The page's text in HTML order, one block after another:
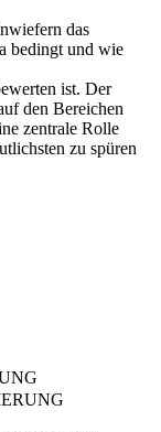
das
bedingt und wie
ist. Der
den Bereichen
zentrale Rolle
zu spüren